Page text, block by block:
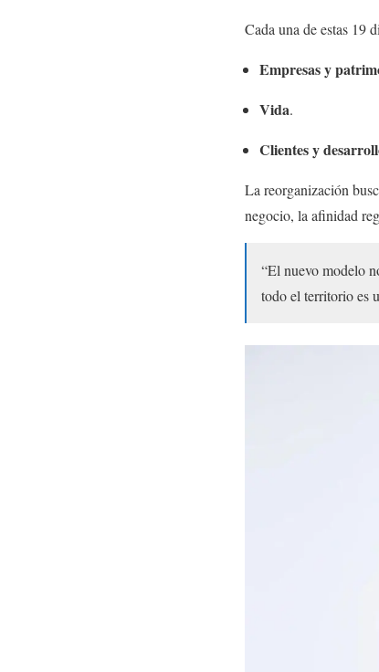
Cada una de estas 19
Empresas y
Vida.
Clientes y
La reorganización
negocio, la afinidad
“El nuevo modelo
todo el territorio es